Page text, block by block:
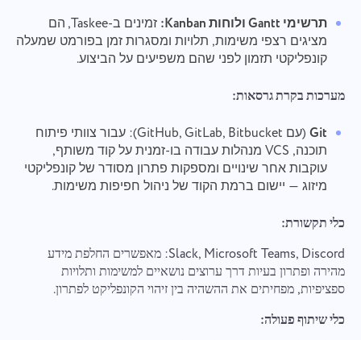
תרשימי Gantt ולוחות Kanban:
זמינים ב-Taskee, הם
מציגים רצפי משימות, תלויות ומסגרות זמן בפורמט שמעלה
קונפליקטי תזמון לפני שהם משפיעים על הביצוע.
מערכות בקרת גרסאות:
Git
(עם GitHub, GitLab, Bitbucket): עבור צוותי פיתוח
תוכנה, VCS מנהלות עבודה בו-זמנית על קוד משותף,
עוקבות אחר שינויים ומספקות פתרון מסודר של קונפליקטי
מיזוג — יישום ברמת הקוד של ניהול חפיפות משימות.
כלי תקשורת:
Slack, Microsoft Teams, Discord: מאפשרים החלפת מידע
מהירה ופתרון בעיות דרך ערוצים נושאיים למשימות ותלויות
ספציפיות, מפחיתים את ההשהיה בין זיהוי הקונפליקט לפתרון.
כלי שיתוף פעולה:
ספק תיאור של הבעיה יחד עם האפשרות הנכונה
שֵׁם
אימייל
אנא תאר את הבעיה שנתקלת בפירוט, מתן מידע
ספציפי, ואל תהסס לצרף כל קבצים רלוונטיים.
ההשתתפות הפעילה שלך עוזרת לנו לשפר את חווית
המשתמש ולהבטיח שירות טוב יותר לכולם.
Your message has been sent
successfully
תודה שהיית חלק מ-Taskee
אנחנו בהחלט נלמד את זה וננסה ליישם את זה במוצר.
תכונה
העלאת קבצים
על ידי לחיצה על כפתור זה, אתה מאשר את הסכמתך